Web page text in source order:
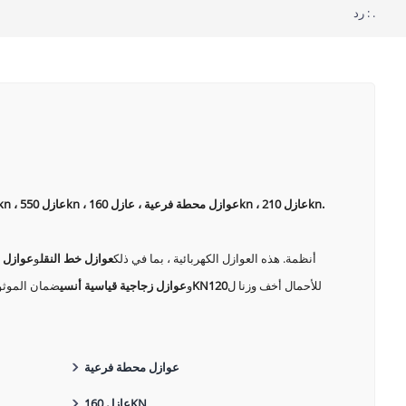
رد : .
عوازل زجاجية HVDC ، عوازل فائقة الجهد ، عوازل قياسية iec ، عازل 70kn ، عوازل عالية الجهد ، عوازل قياسية ansi ، عازل 40kn ، عازل خط نقل ، عازل 120kn ، عازل 550kn ، عوازل محطة فرعية ، عازل 160kn ، عازل 210kn.
أنظمة. هذه العوازل الكهربائية ، بما في ذلكعوازل خط النقلو
وعوازل زجاجية قياسية أنسيضمان 70KN للأحمال أخف وزنا ل120
عوازل محطة فرعية